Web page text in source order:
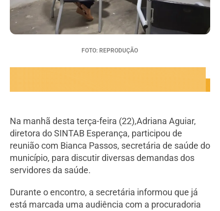
FOTO: REPRODUÇÃO
Na manhã desta terça-feira (22),Adriana Aguiar,
diretora do SINTAB Esperança, participou de
reunião com Bianca Passos, secretária de saúde do
município, para discutir diversas demandas dos
servidores da saúde.
Durante o encontro, a secretária informou que já
está marcada uma audiência com a procuradoria